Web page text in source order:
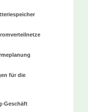
für die
Geschäft